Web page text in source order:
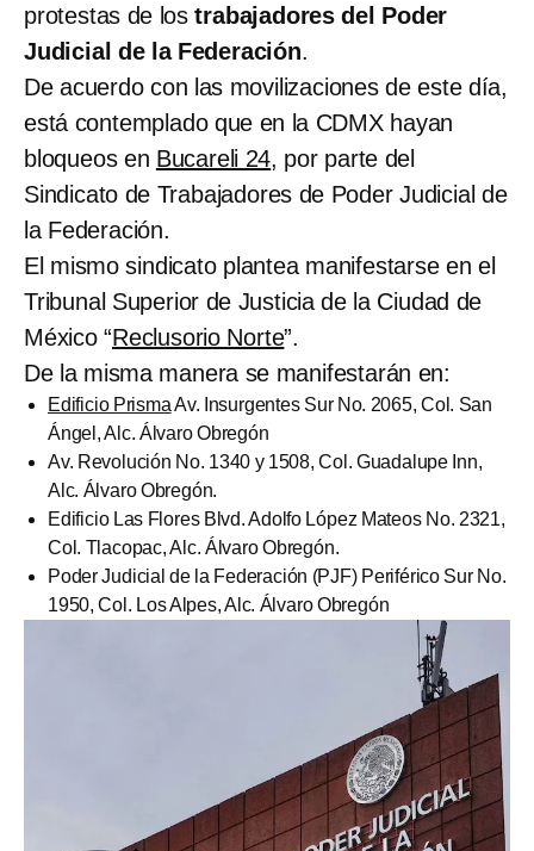
protestas de los trabajadores del Poder
Judicial de la Federación.
De acuerdo con las movilizaciones de este día,
está contemplado que en la CDMX hayan
bloqueos en Bucareli 24, por parte del
Sindicato de Trabajadores de Poder Judicial de
la Federación.
El mismo sindicato plantea manifestarse en el
Tribunal Superior de Justicia de la Ciudad de
México “Reclusorio Norte”.
De la misma manera se manifestarán en:
Edificio PrismaAv. Insurgentes Sur No. 2065, Col. San
Ángel, Alc. Álvaro Obregón
Av. Revolución No. 1340 y 1508, Col. Guadalupe Inn,
Alc. Álvaro Obregón.
Edificio Las Flores Blvd. Adolfo López Mateos No. 2321,
Col. Tlacopac, Alc. Álvaro Obregón.
Poder Judicial de la Federación (PJF) Periférico Sur No.
1950, Col. Los Alpes, Alc. Álvaro Obregón